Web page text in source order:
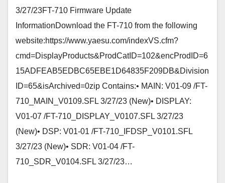
3/27/23FT-710 Firmware Update
InformationDownload the FT-710 from the following
website:https://www.yaesu.com/indexVS.cfm?
cmd=DisplayProducts&ProdCatID=102&encProdID=6
15ADFEAB5EDBC65EBE1D64835F209DB&Division
ID=65&isArchived=0zip Contains:• MAIN: V01-09 /FT-
710_MAIN_V0109.SFL 3/27/23 (New)• DISPLAY:
V01-07 /FT-710_DISPLAY_V0107.SFL 3/27/23
(New)• DSP: V01-01 /FT-710_IFDSP_V0101.SFL
3/27/23 (New)• SDR: V01-04 /FT-
710_SDR_V0104.SFL 3/27/23…